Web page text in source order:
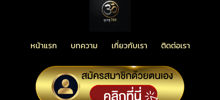
หน้าแรก บทความ เกี่ยวกับเรา ติดต่อเรา